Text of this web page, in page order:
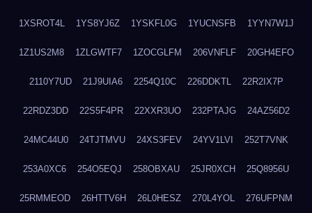
1XSROT4L 1YS8YJ6Z 1YSKFL0G 1YUCNSFB 1YYN7W1J
1Z1US2M8 1ZLGWTF7 1ZOCGLFM 206VNFLF 20GH4EFO
2110Y7UD 21J9UIA6 2254Q10C 226DDKTL 22R2IX7P
22RDZ3DD 22S5F4PR 22XXR3UO 232PTAJG 24AZ56D2
24MC44U0 24TJTMVU 24XS3FEV 24YV1LVI 252T7VNK
253A0XC6 254O5EQJ 258OBXAU 25JR0XCH 25Q8956U
25RMMEOD 26HTTV6H 26L0HESZ 270L4YOL 276UFPNM